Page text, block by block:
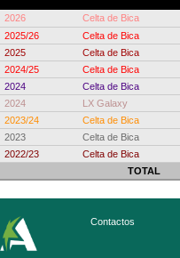
2026 Celta de Bica
2025/26
Celta de Bica
2025
Celta de Bica
2024/25
Celta de Bica
2024
Celta de Bica
2024
LX Galaxy
2023/24
Celta de Bica
2023
Celta de Bica
2022/23
Celta de Bica
TOTAL
Contactos